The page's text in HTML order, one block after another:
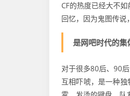
CF的热度已经大不
回忆，因为鬼图传说
是网吧时代的集
对于很多80后、90
互相吓唬，是一种